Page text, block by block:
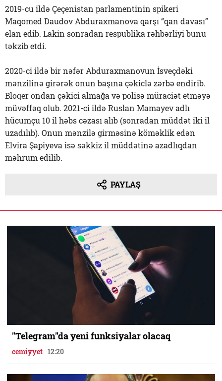
2019-cu ildə Çeçenistan parlamentinin spikeri
Maqomed Daudov Abduraxmanova qarşı “qan davası”
elan edib. Lakin sonradan respublika rəhbərliyi bunu
təkzib etdi.
2020-ci ildə bir nəfər Abduraxmanovun İsveçdəki
mənzilinə girərək onun başına çəkiclə zərbə endirib.
Bloqer ondan çəkici almağa və polisə müraciət etməyə
müvəffəq olub. 2021-ci ildə Ruslan Mamayev adlı
hücumçu 10 il həbs cəzası alıb (sonradan müddət iki il
uzadılıb). Onun mənzilə girməsinə köməklik edən
Elvira Şapiyeva isə səkkiz il müddətinə azadlıqdan
məhrum edilib.
PAYLAŞ
"Telegram"da yeni funksiyalar olacaq
cemiyyet 12:20